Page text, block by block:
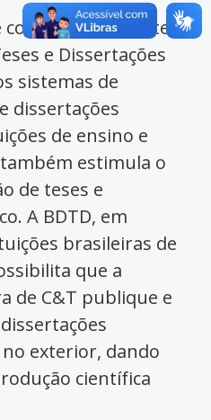
a Biblioteca
e Dissertações
sistemas de
dissertações
de ensino e
estimula o
de teses e
A BDTD, em
brasileiras de
que a
de C&T publique e
exterior, dando
científica